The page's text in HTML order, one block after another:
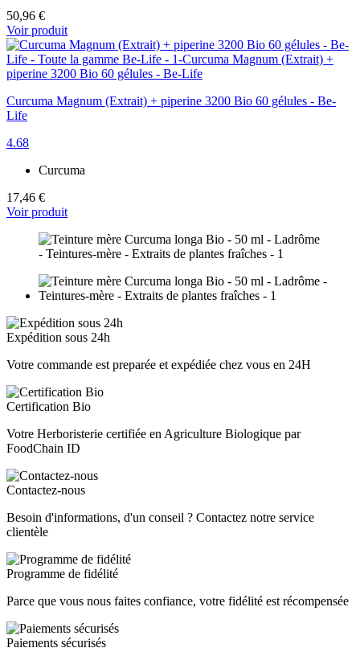
50,96 €
Voir produit
Curcuma Magnum (Extrait) + piperine 3200 Bio 60 gélules - Be-
Life
4.68
Curcuma
17,46 €
Voir produit
Expédition sous 24h
Votre commande est preparée et expédiée chez vous en 24H
Certification Bio
Votre Herboristerie certifiée en Agriculture Biologique par
FoodChain ID
Contactez-nous
Besoin d'informations, d'un conseil ? Contactez notre service
clientèle
Programme de fidélité
Parce que vous nous faites confiance, votre fidélité est récompensée
Paiements sécurisés